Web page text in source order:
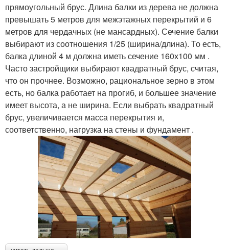
прямоугольный брус. Длина балки из дерева не должна
превышать 5 метров для межэтажных перекрытий и 6
метров для чердачных (не мансардных). Сечение балки
выбирают из соотношения 1/25 (ширина/длина). То есть,
балка длиной 4 м должна иметь сечение 160х100 мм .
Часто застройщики выбирают квадратный брус, считая,
что он прочнее. Возможно, рациональное зерно в этом
есть, но балка работает на прогиб, и большее значение
имеет высота, а не ширина. Если выбрать квадратный
брус, увеличивается масса перекрытия и,
соответственно, нагрузка на стены и фундамент .